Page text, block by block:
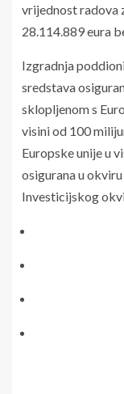
vrijednost radova
28.114.889 eura
Izgradnja
sredstava
sklopljenom s
visini od 100
Europske unije u
osigurana u
Investicijskog